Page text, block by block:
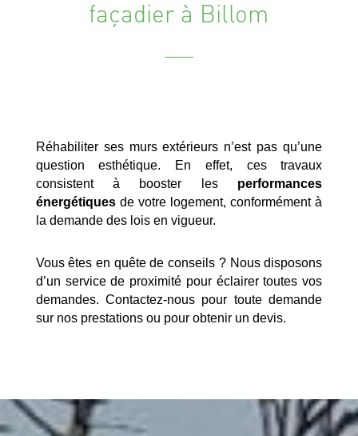
façadier à Billom
Réhabiliter ses murs extérieurs n’est pas qu’une
question esthétique. En effet, ces travaux
consistent à booster les performances
énergétiquesde votre logement, conformément à
la demande des lois en vigueur.
Vous êtes en quête de conseils ? Nous disposons
d’un service de proximité pour éclairer toutes vos
demandes. Contactez-nous pour toute demande
sur nos prestations ou pour obtenir un devis.